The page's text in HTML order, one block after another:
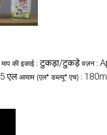
माप की इकाई :टुकड़ा/टुकड़े वज़न :
5 एल आयाम (एल* डब्ल्यू* एच) :